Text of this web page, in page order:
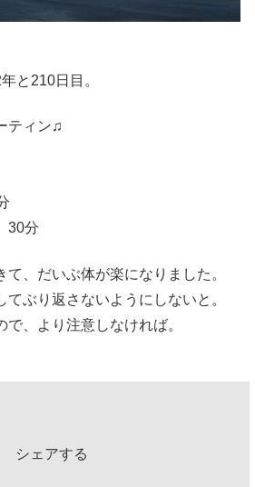
と210日目。
ティン♫
30分
、だいぶ体が楽になりました。
ぶり返さないようにしないと。
、より注意しなければ。
シェアする